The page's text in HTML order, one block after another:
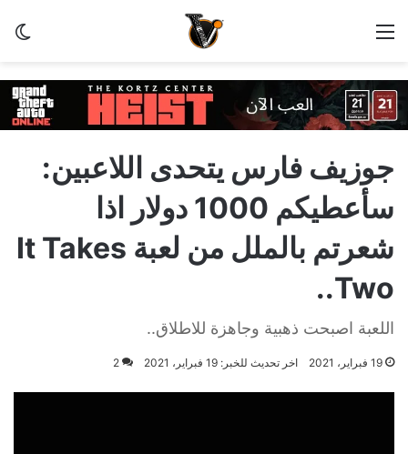
القائمة
جوزيف فارس يتحدى اللاعبين:
سأعطيكم 1000 دولار اذا
شعرتم بالملل من لعبة It Takes
Two..
اللعبة اصبحت ذهبية وجاهزة للاطلاق..
19 فبراير، 2021 اخر تحديث للخبر: 19 فبراير، 2021 2